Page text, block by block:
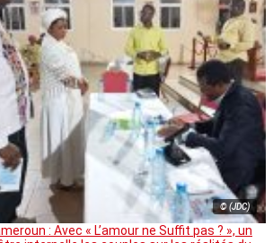
© (JDC)
: Avec « L’amour ne Suffit pas ? », un